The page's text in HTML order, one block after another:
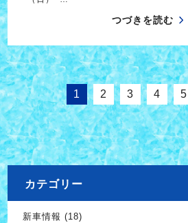
つづきを読む
1 2 3 4 5
カテゴリー
新車情報 (18)